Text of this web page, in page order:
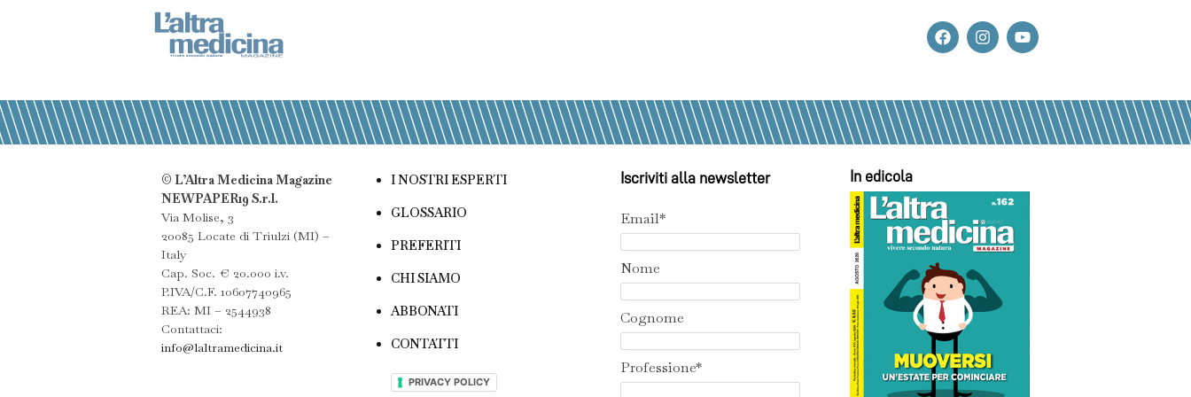
© L’Altra Medicina Magazine
NEWPAPER19 S.r.l.
Via Molise, 3
20085 Locate di Triulzi (MI) –
Italy
Cap. Soc. € 20.000 i.v.
P.IVA/C.F. 10607740965
REA: MI – 2544938
Contattaci:
info@laltramedicina.it
I NOSTRI ESPERTI
GLOSSARIO
PREFERITI
CHI SIAMO
ABBONATI
CONTATTI
PRIVACY POLICY
Iscriviti alla newsletter
Email*
Nome
Cognome
Professione*
In edicola